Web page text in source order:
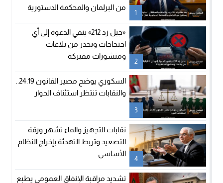
1
من البرلمان والمحكمة الدستورية
2
«جيل زد 212» ينفي الدعوة إلى أي
احتجاجات ويحذر من بلاغات
ومنشورات مفبركة
3
والنقابات تنتظر استئناف الحوار
4
نقابات التجهيز والماء تشهر ورقة
التصعيد وتربط التهدئة بإخراج النظام
الأساسي
تشديد مراقبة الإنفاق العمومي يطبع